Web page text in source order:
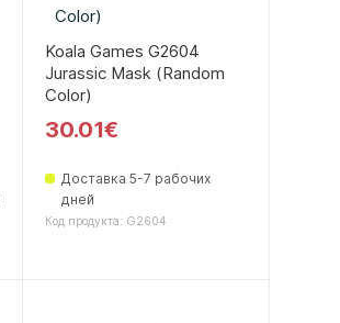
Koala Games G2604
Jurassic Mask (Random
Color)
30.01€
Доставка 5-7 рабочих
дней
Код продукта: G2604